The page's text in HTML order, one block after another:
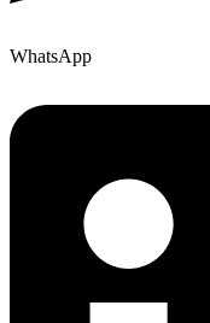
WhatsApp